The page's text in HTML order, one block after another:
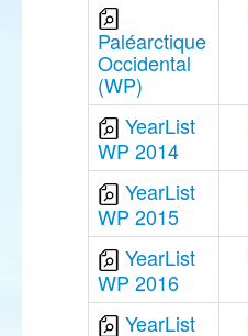
Paléarctique
Occidental
(WP)
YearList
WP 2014
YearList
WP 2015
YearList
WP 2016
YearList